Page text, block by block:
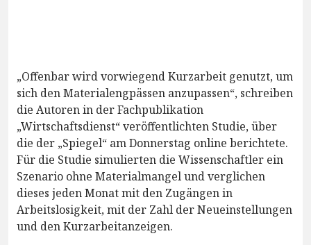
„Offenbar wird vorwiegend Kurzarbeit genutzt, um
sich den Materialengpässen anzupassen“, schreiben
die Autoren in der Fachpublikation
„Wirtschaftsdienst“ veröffentlichten Studie, über
die der „Spiegel“ am Donnerstag online berichtete.
Für die Studie simulierten die Wissenschaftler ein
Szenario ohne Materialmangel und verglichen
dieses jeden Monat mit den Zugängen in
Arbeitslosigkeit, mit der Zahl der Neueinstellungen
und den Kurzarbeitanzeigen.